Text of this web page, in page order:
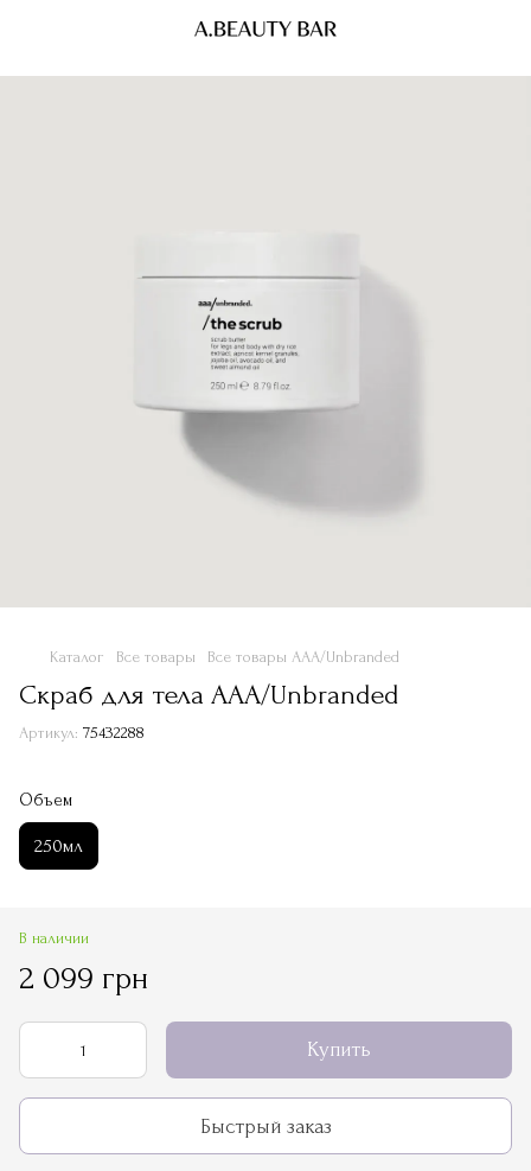
Каталог Все товары Все товары ААА/Unbranded
Скраб для тела ААА/Unbranded
Артикул: 75432288
Объем
250мл
В наличии
2 099 грн
Купить
Быстрый заказ